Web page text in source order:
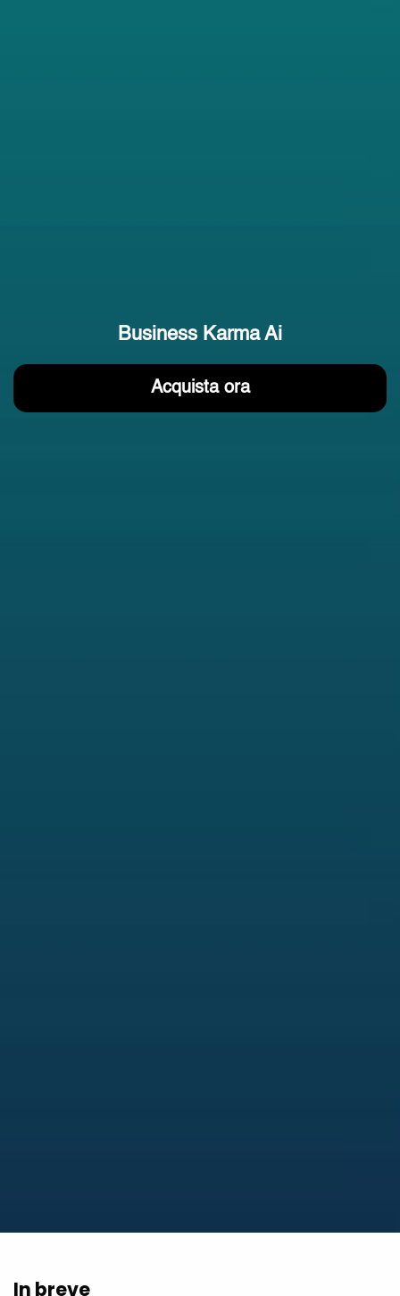
Business Karma Ai
Acquista ora
In breve